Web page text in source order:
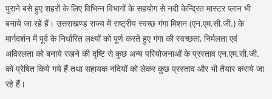
पुराने बसे हुए शहरों के लिए विभिन्न विभागों के सहयोग से नदी केन्द्रित मास्टर प्लान भी
बनाये जा रहे हैं। उत्तराखण्ड राज्य में राष्ट्रीय स्वच्छ गंगा मिशन (एन.एम.सी.जी.) के
मार्गदर्शन में पूर्व के निर्धारित लक्ष्यों को पूर्ण करते हुए गंगा की स्वच्छता, निर्मलता एवं
अविरलता को बनाये रखने की दृष्टि से कुछ अन्य परियोजनाओं के प्रस्ताव एन.एम.सी.जी.
को प्रेषित किये गये हैं तथा सहायक नदियों को लेकर कुछ प्रस्ताव और भी तैयार कराये जा
रहे हैं।